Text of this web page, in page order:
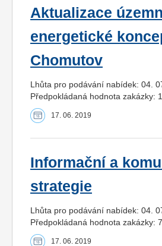
Aktualizace
energetické
Chomutov
Lhůta pro podávání nabídek: 04.
Předpokládaná hodnota zakázky:
17. 06. 2019
Informační a
strategie
Lhůta pro podávání nabídek: 04.
Předpokládaná hodnota zakázky:
17. 06. 2019